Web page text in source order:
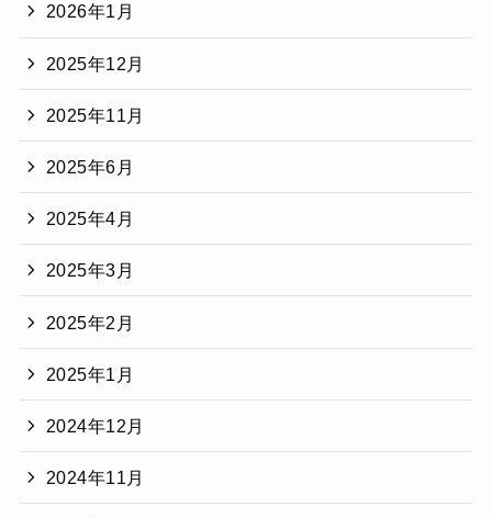
2026年1月
2025年12月
2025年11月
2025年6月
2025年4月
2025年3月
2025年2月
2025年1月
2024年12月
2024年11月